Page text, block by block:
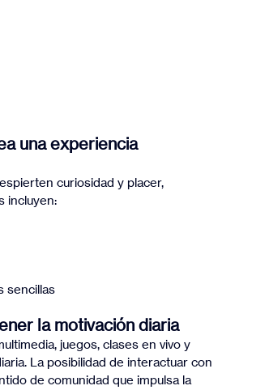
una experiencia
curiosidad y placer,
incluyen:
sencillas
la motivación diaria
juegos, clases en vivo y
La posibilidad de interactuar con
de comunidad que impulsa la